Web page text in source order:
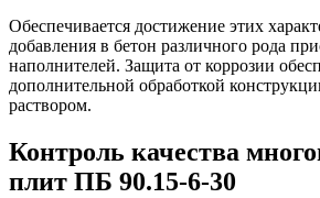
Обеспечивается достижение этих
добавления в бетон различного рода
наполнителей. Защита от коррозии
дополнительной обработкой
раствором.
Контроль качества
плит ПБ 90.15-6-30